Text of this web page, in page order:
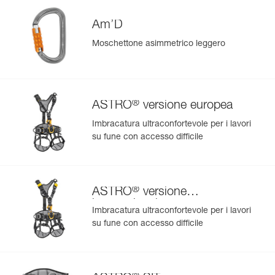
sostituire la camma e il perno, grazie al kit di riparazione
(venduto separatamente, codice D021CA00).
Am’D
Moschettone asimmetrico leggero
ASTRO® versione europea
Imbracatura ultraconfortevole per i lavori
su fune con accesso difficile
ASTRO® versione
internazionale
Imbracatura ultraconfortevole per i lavori
su fune con accesso difficile